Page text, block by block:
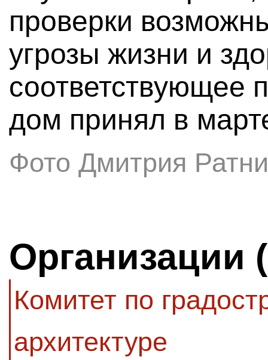
проверки
угрозы жизни и
соответствующее
дом принял в
Фото Дмитрия
Организации
Комитет по
архитектуре